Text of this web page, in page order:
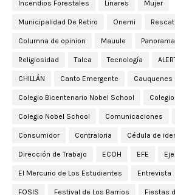
Incendios Forestales Linares Mujer
Municipalidad De Retiro Onemi
Columna de opinion Mauule Panorama
Religiosidad Talca Tecnología
CHILLÁN Canto Emergente Cauquenes
Colegio Bicentenario Nobel School
Colegio Nobel School Comunicaciones
Consumidor Contraloria Cédula de
Dirección de Trabajo ECOH EFE
El Mercurio de Los Estudiantes Entrevista
FOSIS Festival de Los Barrios Fiestas